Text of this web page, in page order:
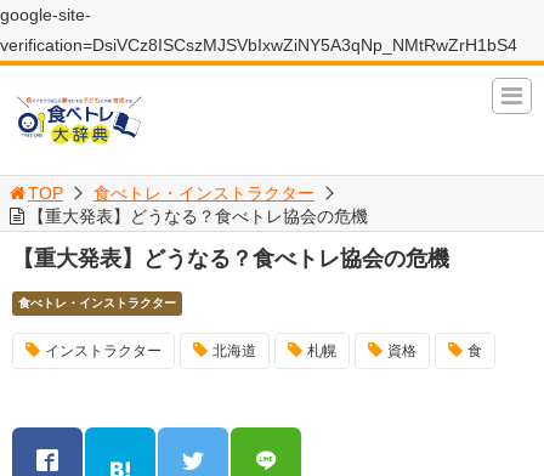
google-site-
verification=DsiVCz8ISCszMJSVbIxwZiNY5A3qNp_NMtRwZrH1bS4
TOP
食べトレ・インストラクター
【重大発表】どうなる？食べトレ協会の危機
【重大発表】どうなる？食べトレ協会の危機
食べトレ・インストラクター
インストラクター 北海道 札幌 資格 食